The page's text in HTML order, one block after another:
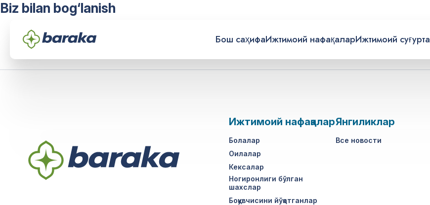
Бош саҳифаИжтимоий нафақаларИжтимоий суғурта
Biz bilan bog‘lanish
Ижтимоий нафақалар
Болалар
Оилалар
Кексалар
Ногиронлиги бўлган
шахслар
Боқувчисини йўқотганлар
Янгиликлар
Все новости